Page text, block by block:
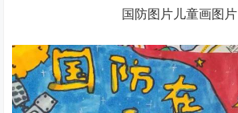
国防图片儿童画图片